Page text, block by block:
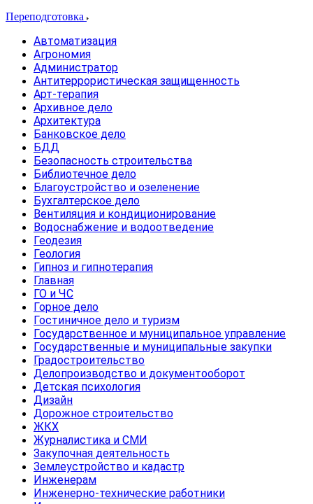
Переподготовка
Автоматизация
Агрономия
Администратор
Антитеррористическая защищенность
Арт-терапия
Архивное дело
Архитектура
Банковское дело
БДД
Безопасность строительства
Библиотечное дело
Благоустройство и озеленение
Бухгалтерское дело
Вентиляция и кондиционирование
Водоснабжение и водоотведение
Геодезия
Геология
Гипноз и гипнотерапия
Главная
ГО и ЧС
Горное дело
Гостиничное дело и туризм
Государственное и муниципальное управление
Государственные и муниципальные закупки
Градостроительство
Делопроизводство и документооборот
Детская психология
Дизайн
Дорожное строительство
ЖКХ
Журналистика и СМИ
Закупочная деятельность
Землеустройство и кадастр
Инженерам
Инженерно-технические работники